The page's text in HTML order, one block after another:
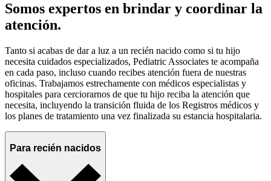
Somos expertos en brindar y coordinar la
atención.
Tanto si acabas de dar a luz a un recién nacido como si tu hijo
necesita cuidados especializados, Pediatric Associates te acompaña
en cada paso, incluso cuando recibes atención fuera de nuestras
oficinas. Trabajamos estrechamente con médicos especialistas y
hospitales para cerciorarnos de que tu hijo reciba la atención que
necesita, incluyendo la transición fluida de los Registros médicos y
los planes de tratamiento una vez finalizada su estancia hospitalaria.
Para recién nacidos